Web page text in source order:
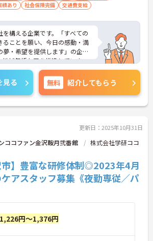
あり
社会保険完備 交通費支給
を構える企業です。「すべての
ることを願い、今日の感動・満
夢・希望を提供します」の企業
地域包括ケアを推進していま
面接対策ポイントなど、さら
しますのでお気軽にご相談くだ
見る 無料 紹介してもらう
更新日：2025年10月31日
ココファン金沢鞍月弐番館
株式会社学研ココ
市】豊富な研修体制◎2023年4月
アスタッフ募集《夜勤専従／パ
1,226円～1,376円